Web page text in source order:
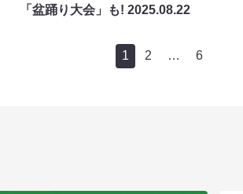
「盆踊り大会」も!2025.08.22
1 2 … 6